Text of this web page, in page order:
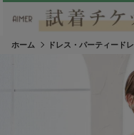
ホーム ドレス・パーティード